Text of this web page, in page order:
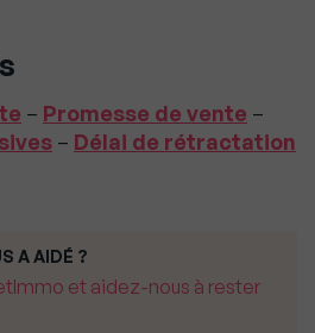
– Promesse de vente –
– Délai de rétractation
A AIDÉ ?
et aidez-nous à rester